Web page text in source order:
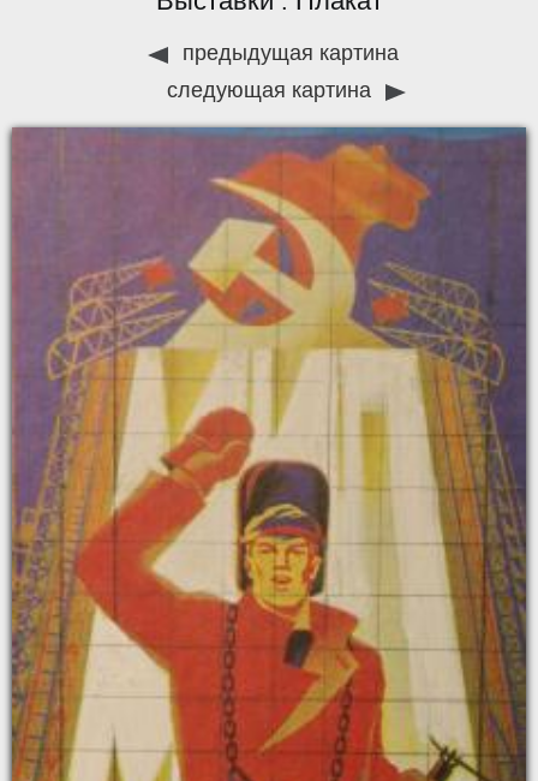
предыдущая картина
следующая картина